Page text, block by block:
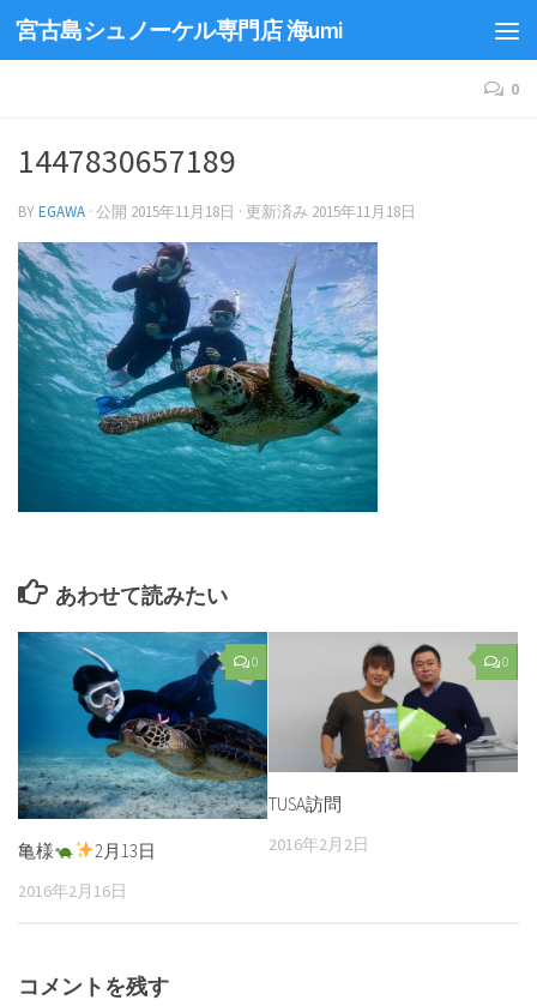
宮古島シュノーケル専門店 海umi
0
1447830657189
BYEGAWA · 公開 2015年11月18日 · 更新済み 2015年11月18日
あわせて読みたい
0
亀様 2月13日
2016年2月16日
0
TUSA訪問
2016年2月2日
コメントを残す